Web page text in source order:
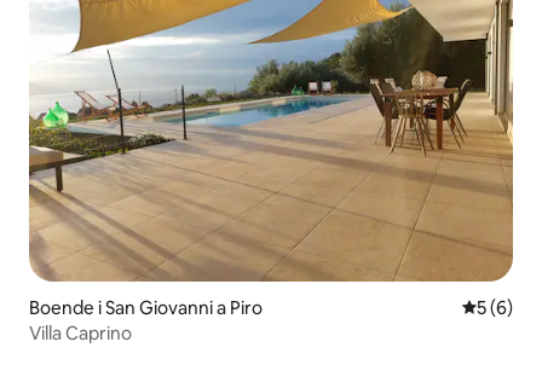
Boende i San Giovanni a Piro 5 av 5 i
5 (6)
Villa Caprino